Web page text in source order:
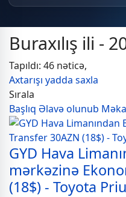
Buraxılış ili -
Tapıldı: 46 nəticə,
Axtarışı yadda saxla
Sırala
Başlıq Əlavə olunub
GYD Hava
mərkəzinə
(18$) - Toyota